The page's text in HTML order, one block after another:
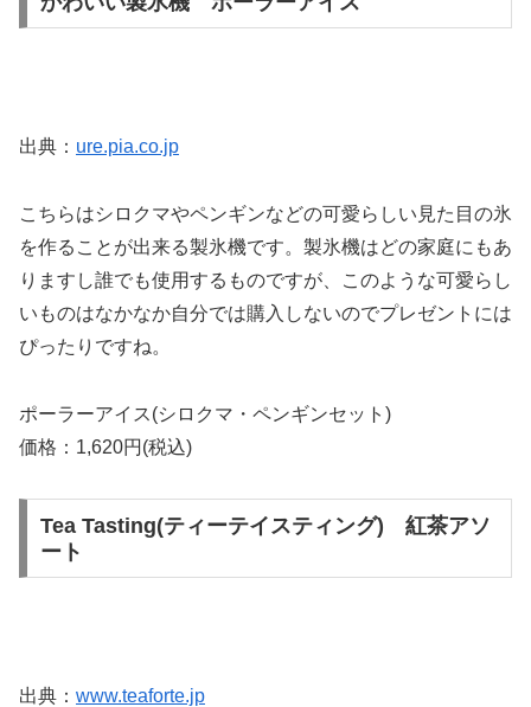
出典： ure.pia.co.jp
こちらはシロクマやペンギンなどの可愛らしい見た目の氷
を作ることが出来る製氷機です。製氷機はどの家庭にもあ
りますし誰でも使用するものですが、このような可愛らし
いものはなかなか自分では購入しないのでプレゼントには
ぴったりですね。
ポーラーアイス(シロクマ・ペンギンセット)
価格：1,620円(税込)
Tea Tasting(ティーテイスティング) 紅茶アソ
ート
出典： www.teaforte.jp